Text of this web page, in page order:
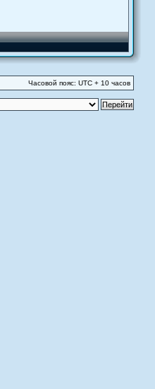
Часовой пояс: UTC + 10 часов